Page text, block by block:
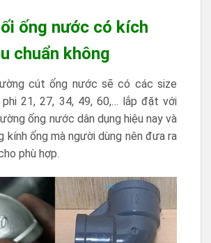
ống nước có kích
chuẩn không
cút ống nước sẽ có các size
21, 27, 34, 49, 60,… lắp đặt với
ống nước dân dụng hiệu nay và
kính ống mà người dùng nên đưa ra
phù hợp.